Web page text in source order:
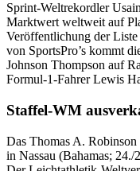
Sprint-Weltrekordler
Marktwert weltweit auf
Veröffentlichung der
von SportsPro’s kommt
Johnson Thompson auf
Formul-1-Fahrer Lewis
Staffel-WM
Das Thomas A.
in Nassau (Bahamas;